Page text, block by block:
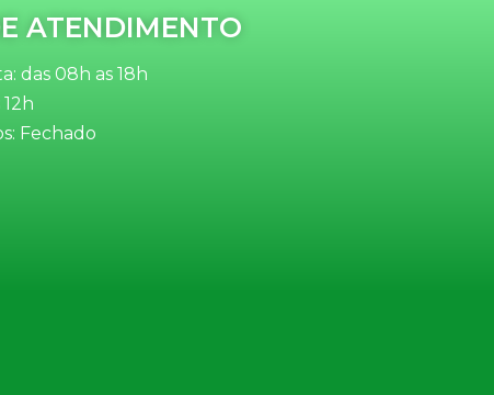
ATENDIMENTO
das 08h as 18h
Fechado